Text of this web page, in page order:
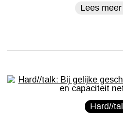
Lees meer
Hard//